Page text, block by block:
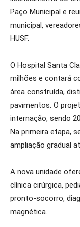
Paço Municipal e
municipal,
HUSF.
O Hospital Santa
milhões e contará
área construída,
pavimentos. O
internação, sendo
Na primeira etapa,
ampliação gradual
A nova unidade
clínica cirúrgica,
pronto-socorro,
magnética.